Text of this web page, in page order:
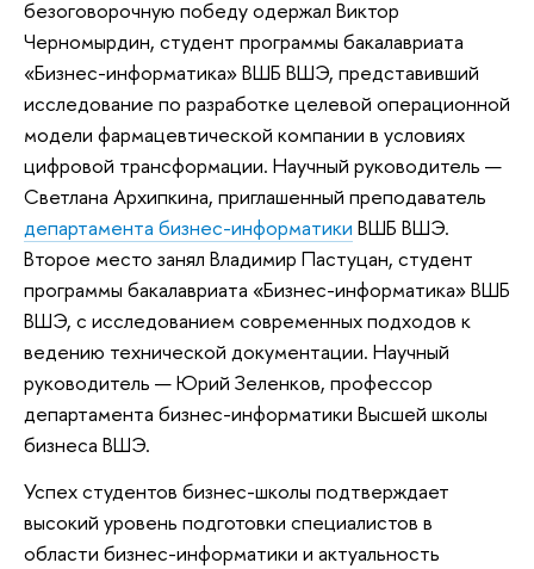
безоговорочную победу одержал Виктор
Черномырдин, студент программы бакалавриата
«Бизнес-информатика» ВШБ ВШЭ, представивший
исследование по разработке целевой операционной
модели фармацевтической компании в условиях
цифровой трансформации. Научный руководитель —
Светлана Архипкина, приглашенный преподаватель
департамента бизнес-информатики ВШБ ВШЭ.
Второе место занял Владимир Пастуцан, студент
программы бакалавриата «Бизнес-информатика» ВШБ
ВШЭ, с исследованием современных подходов к
ведению технической документации. Научный
руководитель — Юрий Зеленков, профессор
департамента бизнес-информатики Высшей школы
бизнеса ВШЭ.
Успех студентов бизнес-школы подтверждает
высокий уровень подготовки специалистов в
области бизнес-информатики и актуальность